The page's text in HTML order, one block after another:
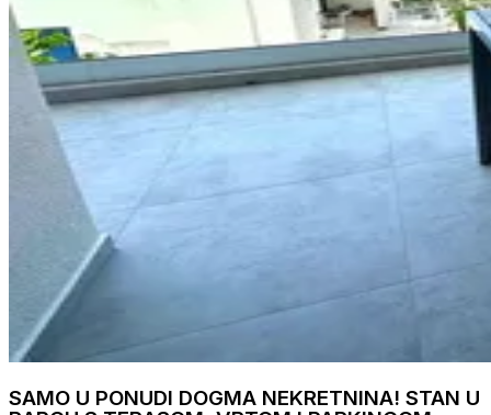
SAMO U PONUDI DOGMA NEKRETNINA! STAN U